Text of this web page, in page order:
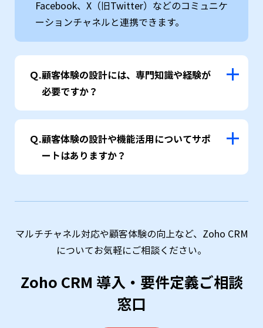
Facebook、X（旧Twitter）などのコミュニケ
ーションチャネルと連携できます。
Ｑ.顧客体験の設計には、専門知識や経験が
必要ですか？
Ｑ.顧客体験の設計や機能活用についてサポ
ートはありますか？
マルチチャネル対応や顧客体験の向上など、Zoho CRM
についてお気軽にご相談ください。
Zoho CRM 導入・要件定義ご相談
窓口